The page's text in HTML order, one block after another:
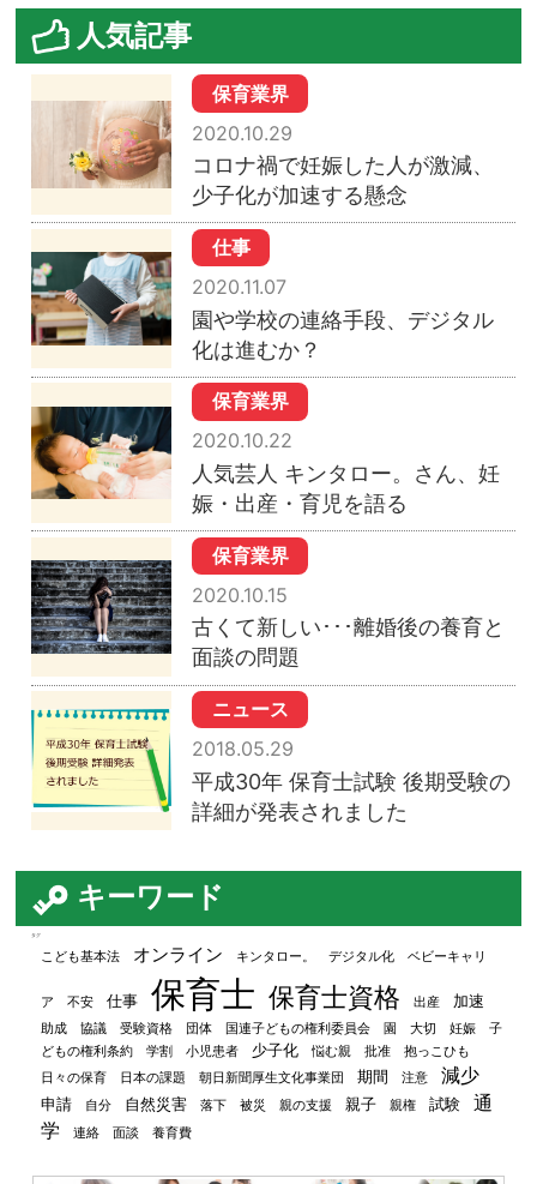
人気記事
保育業界
2020.10.29
コロナ禍で妊娠した人が激減、
少子化が加速する懸念
仕事
2020.11.07
園や学校の連絡手段、デジタル
化は進むか？
保育業界
2020.10.22
人気芸人 キンタロー。さん、妊
娠・出産・育児を語る
保育業界
2020.10.15
古くて新しい･･･離婚後の養育と
面談の問題
ニュース
2018.05.29
平成30年 保育士試験 後期受験の
詳細が発表されました
キーワード
タグ
こども基本法 オンライン キンタロー。 デジタル化 ベビーキャリ
ア 不安 仕事 保育士 保育士資格 出産 加速
助成 協議 受験資格 団体 国連子どもの権利委員会 園 大切 妊娠
子
どもの権利条約
学割 小児患者 少子化 悩む親 批准
抱っこひも
日々の保育
日本の課題 朝日新聞厚生文化事業団 期間 注意 減少
申請 自分 自然災害 落下 被災 親の支援 親子 親権 試験
通
学
連絡 面談 養育費